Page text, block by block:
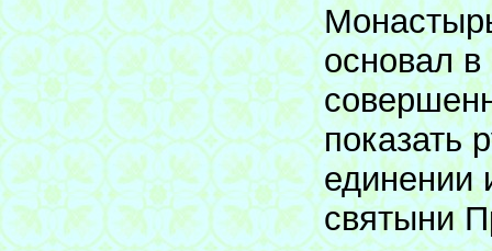
основал
показать
единении
святыни